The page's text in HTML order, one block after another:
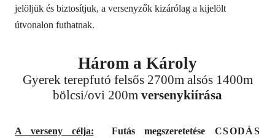
jelöljük és biztosítjuk, a versenyzők kizárólag a kijelölt
útvonalon futhatnak.
Három a Károly
Gyerek terepfutó felsős 2700m alsós 1400m
bölcsi/ovi 200m versenykiírása
A verseny célja: Futás megszeretetéseCSODÁS